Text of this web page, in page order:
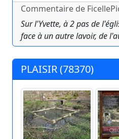
Commentaire de
Sur l'Yvette, à 2 pas de
face à un autre lavoir, de
PLAISIR (78370)